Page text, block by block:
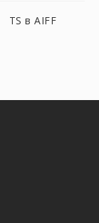
TS в AIFF